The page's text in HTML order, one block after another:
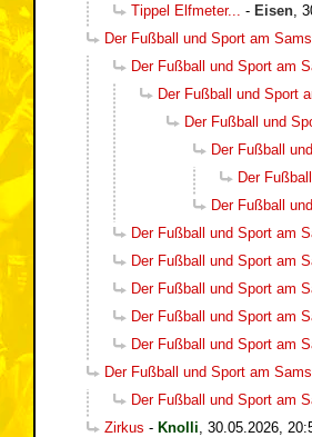
Tippel Elfmeter...
- Eisen
Der Fußball und Sport am
Der Fußball und Sport am
Der Fußball und Sport
Der Fußball und
Der Fußball
Der
Der Fußball
Der Fußball und Sport am
Der Fußball und Sport am
Der Fußball und Sport am
Der Fußball und Sport am
Der Fußball und Sport am
Der Fußball und Sport am
Der Fußball und Sport am
Zirkus - Knolli 30.05.2026,